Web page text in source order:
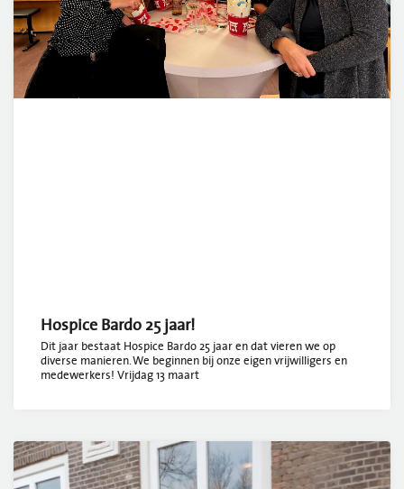
Hospice Bardo 25 jaar!
Dit jaar bestaat Hospice Bardo 25 jaar en dat vieren we op
diverse manieren. We beginnen bij onze eigen vrijwilligers en
medewerkers! Vrijdag 13 maart